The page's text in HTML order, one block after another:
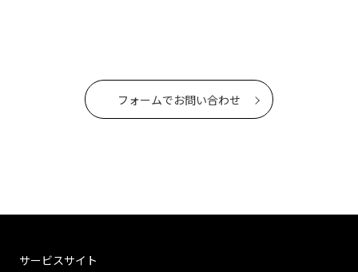
フォームでお問い合わせ
サービスサイト